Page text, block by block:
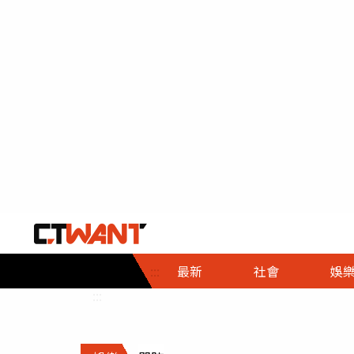
::: 最新 社會
社會首頁
時事
調查
娛樂
娛樂首頁
即時
財經首頁
熱線
政